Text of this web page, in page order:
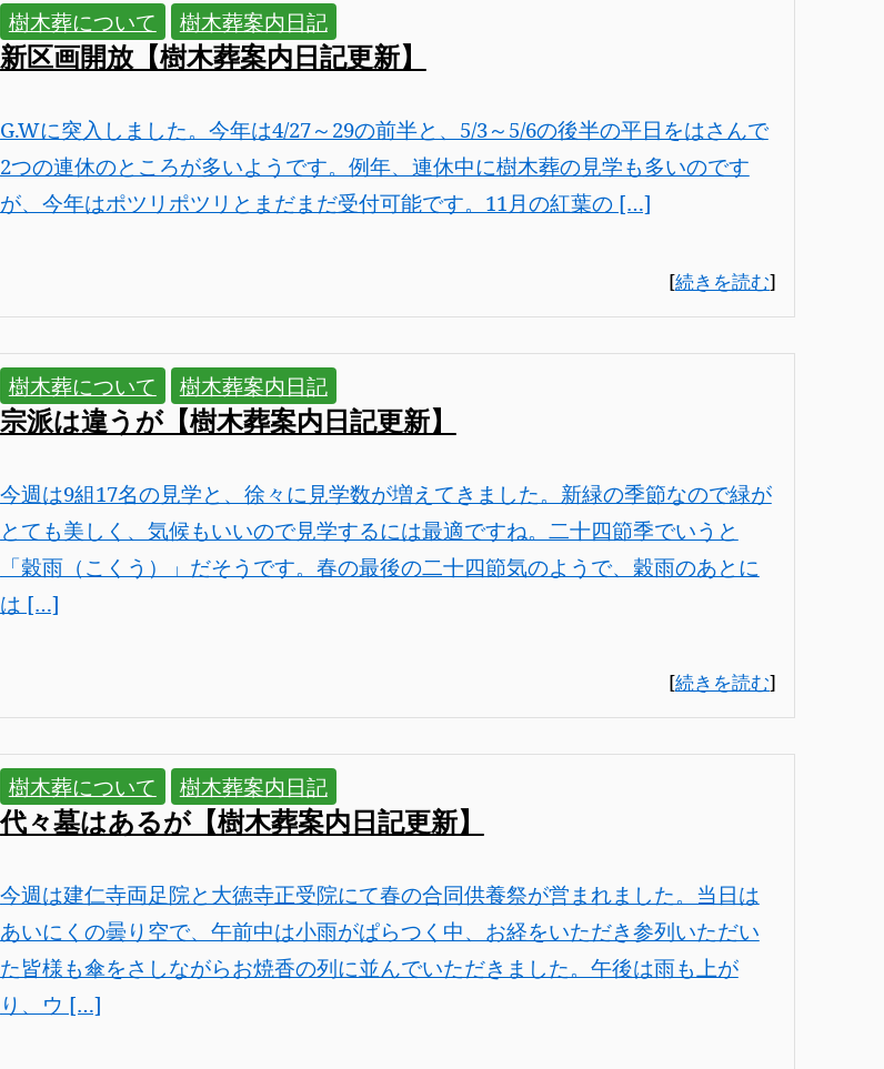
樹木葬について 樹木葬案内日記
新区画開放【樹木葬案内日記更新】
G.Wに突入しました。今年は4/27～29の前半と、5/3～5/6の後半の平日をはさんで
2つの連休のところが多いようです。例年、連休中に樹木葬の見学も多いのです
が、今年はポツリポツリとまだまだ受付可能です。11月の紅葉の […]
[続きを読む]
樹木葬について 樹木葬案内日記
宗派は違うが【樹木葬案内日記更新】
今週は9組17名の見学と、徐々に見学数が増えてきました。新緑の季節なので緑が
とても美しく、気候もいいので見学するには最適ですね。二十四節季でいうと
「穀雨（こくう）」だそうです。春の最後の二十四節気のようで、穀雨のあとに
は […]
[続きを読む]
樹木葬について 樹木葬案内日記
代々墓はあるが【樹木葬案内日記更新】
今週は建仁寺両足院と大徳寺正受院にて春の合同供養祭が営まれました。当日は
あいにくの曇り空で、午前中は小雨がぱらつく中、お経をいただき参列いただい
た皆様も傘をさしながらお焼香の列に並んでいただきました。午後は雨も上が
り、ウ […]